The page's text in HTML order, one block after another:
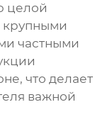
целой
крупными
частными
что делает
важной